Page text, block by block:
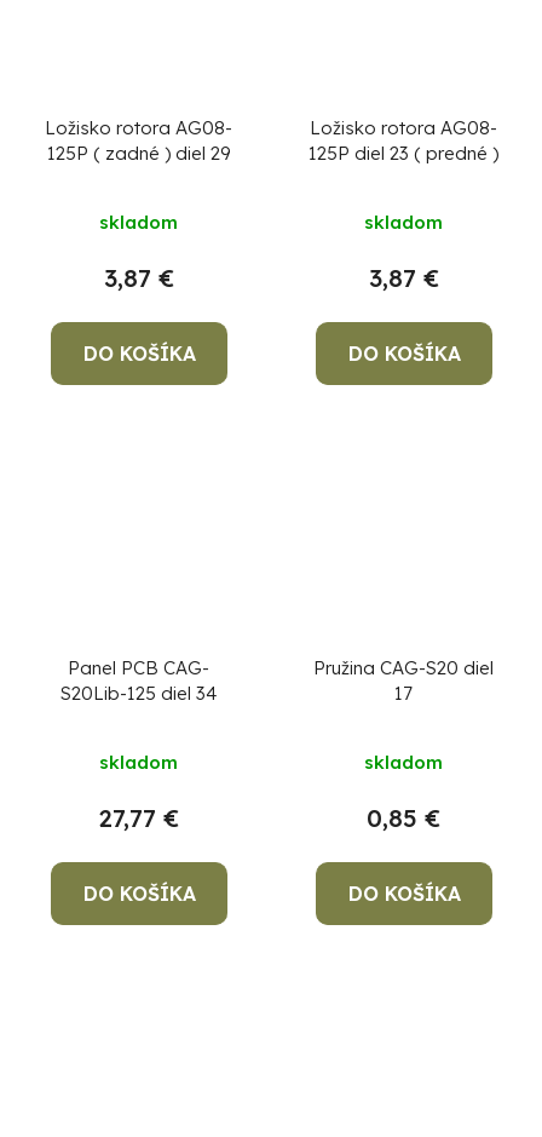
Ložisko rotora AG08-
125P ( zadné ) diel 29
skladom
3,87 €
DO KOŠÍKA
Ložisko rotora AG08-
125P diel 23 ( predné )
skladom
3,87 €
DO KOŠÍKA
Panel PCB CAG-
S20Lib-125 diel 34
skladom
27,77 €
DO KOŠÍKA
Pružina CAG-S20 diel
17
skladom
0,85 €
DO KOŠÍKA